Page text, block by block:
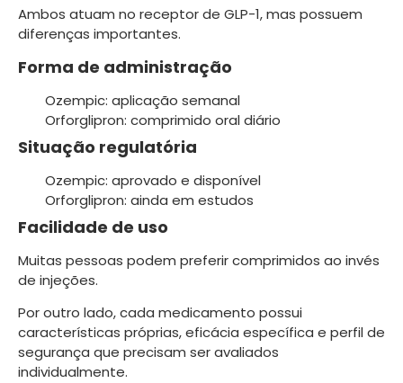
Ambos atuam no receptor de GLP-1, mas possuem
diferenças importantes.
Forma de administração
Ozempic: aplicação semanal
Orforglipron: comprimido oral diário
Situação regulatória
Ozempic: aprovado e disponível
Orforglipron: ainda em estudos
Facilidade de uso
Muitas pessoas podem preferir comprimidos ao invés
de injeções.
Por outro lado, cada medicamento possui
características próprias, eficácia específica e perfil de
segurança que precisam ser avaliados
individualmente.